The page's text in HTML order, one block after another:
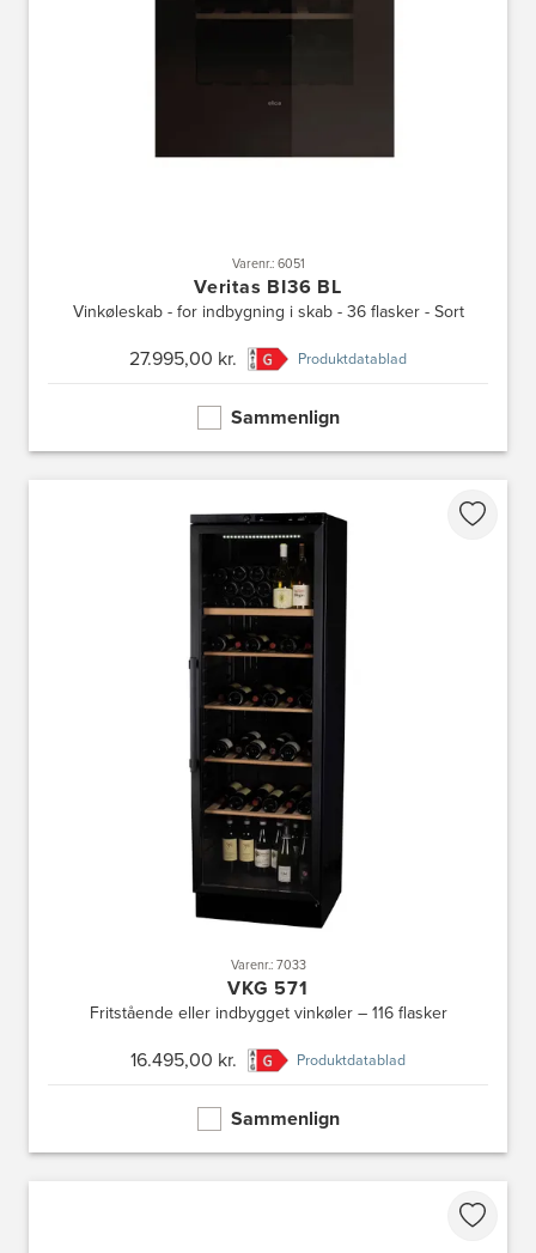
Varenr.: 6051
Veritas BI36 BL
Vinkøleskab - for indbygning i skab - 36 flasker - Sort
27.995,00 kr. Produktdatablad
Sammenlign
Varenr.: 7033
VKG 571
Fritstående eller indbygget vinkøler – 116 flasker
16.495,00 kr. Produktdatablad
Sammenlign